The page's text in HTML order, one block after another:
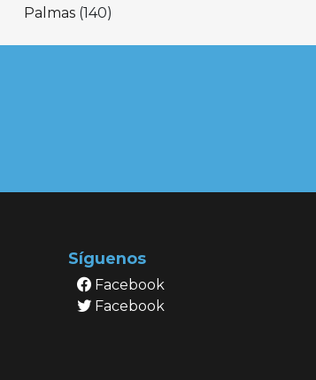
Palmas (140)
Síguenos
Facebook
Facebook